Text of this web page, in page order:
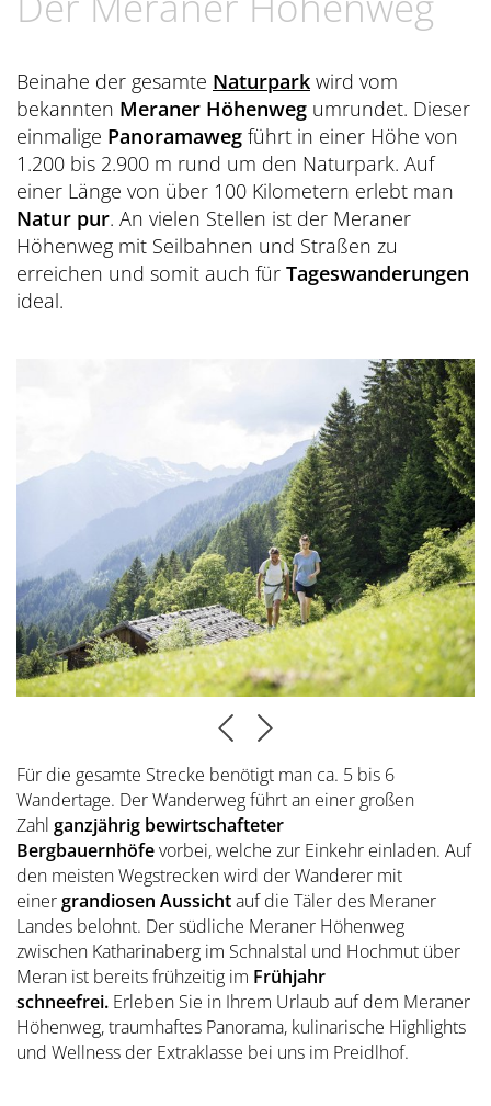
Awards
Preidlhof Events
Belvita
Preferred Hotels & Resorts
Dolce Vita Blog
Honeymoon
Sauna Tower
Pools & Park
À-la-carte-Treatments
Spa News-Blog
Checks & Therapien
Etikette & Kostenrückerstattung
Brixsana
Übersicht
Biken
Golf
Yoga
Fitness
Fun Sports
SÜDTIROL & MERAN
Reinhold Messner
Ötzi
Klima & Naturpark
Sights & Ausflüge
Shoppen & Kultur
Beinahe der gesamte Naturpark wird vom
bekannten Meraner Höhenweg umrundet. Dieser
einmalige Panoramaweg führt in einer Höhe von
1.200 bis 2.900 m rund um den Naturpark. Auf
einer Länge von über 100 Kilometern erlebt man
Natur pur. An vielen Stellen ist der Meraner
Höhenweg mit Seilbahnen und Straßen zu
erreichen und somit auch für Tageswanderungen
ideal.
Für die gesamte Strecke benötigt man ca. 5 bis 6
Wandertage. Der Wanderweg führt an einer großen
Zahl ganzjährig bewirtschafteter
Bergbauernhöfevorbei, welche zur Einkehr einladen. Auf
den meisten Wegstrecken wird der Wanderer mit
einergrandiosen Aussichtauf die Täler des Meraner
Landes belohnt. Der südliche Meraner Höhenweg
zwischen Katharinaberg im Schnalstal und Hochmut über
Meran ist bereits frühzeitig im Frühjahr
schneefrei. Erleben Sie in Ihrem Urlaub auf dem Meraner
Höhenweg, traumhaftes Panorama, kulinarische Highlights
und Wellness der Extraklasse bei uns im Preidlhof.